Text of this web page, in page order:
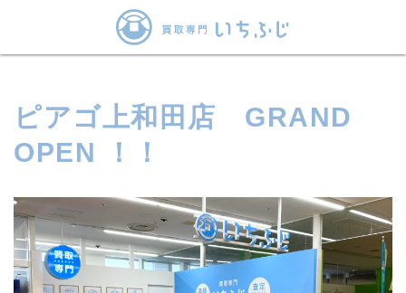
ピアゴ上和田店 GRAND
OPEN ！！